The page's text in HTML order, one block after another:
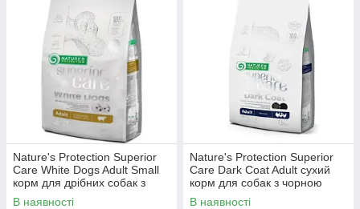
Nature's Protection Superior
Care White Dogs Adult Small
корм для дрібних собак з
білою шерстю, 10 кг
В наявності
Nature's Protection Superior
Care Dark Coat Adult сухий
корм для собак з чорною
шерстю, 1.5 кг
В наявності